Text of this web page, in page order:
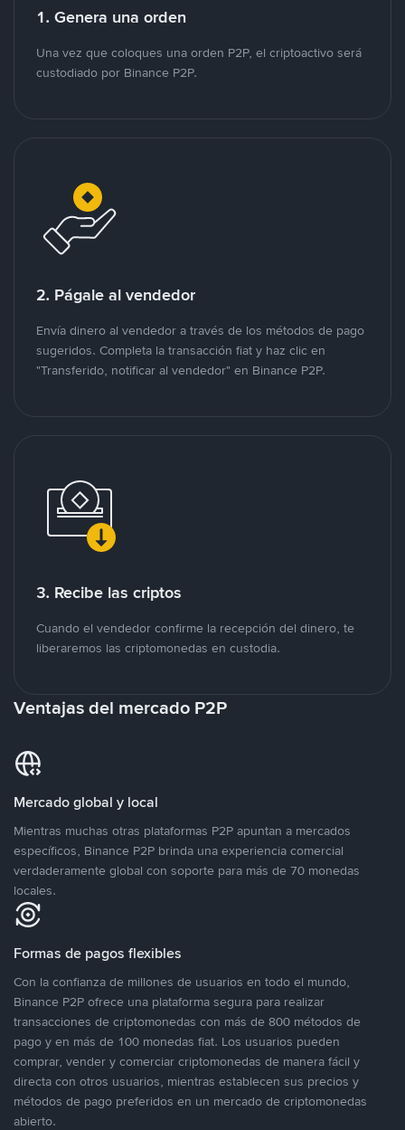
1. Genera una orden
Una vez que coloques una orden P2P, el criptoactivo será
custodiado por Binance P2P.
2. Págale al vendedor
Envía dinero al vendedor a través de los métodos de pago
sugeridos. Completa la transacción fiat y haz clic en
"Transferido, notificar al vendedor" en Binance P2P.
3. Recibe las criptos
Cuando el vendedor confirme la recepción del dinero, te
liberaremos las criptomonedas en custodia.
Ventajas del mercado P2P
Mercado global y local
Mientras muchas otras plataformas P2P apuntan a mercados
específicos, Binance P2P brinda una experiencia comercial
verdaderamente global con soporte para más de 70 monedas
locales.
Formas de pagos flexibles
Con la confianza de millones de usuarios en todo el mundo,
Binance P2P ofrece una plataforma segura para realizar
transacciones de criptomonedas con más de 800 métodos de
pago y en más de 100 monedas fiat. Los usuarios pueden
comprar, vender y comerciar criptomonedas de manera fácil y
directa con otros usuarios, mientras establecen sus precios y
métodos de pago preferidos en un mercado de criptomonedas
abierto.